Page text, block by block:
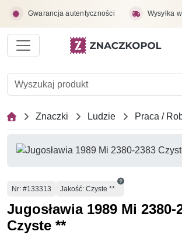
Gwarancja autentyczności Wysyłka
Znaczki Ludzie Praca /
Numer
Nr: #133313 Jakość: Czyste **
Jugosławia 1989 Mi 2380-
Czyste **